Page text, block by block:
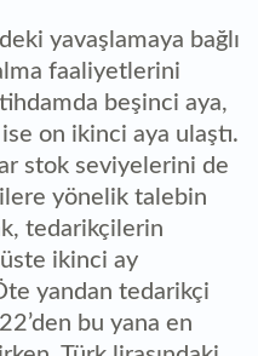
yavaşlamaya bağlı
faaliyetlerini
beşinci aya,
on ikinci aya ulaştı.
stok seviyelerini de
yönelik talebin
tedarikçilerin
ikinci ay
yandan tedarikçi
bu yana en